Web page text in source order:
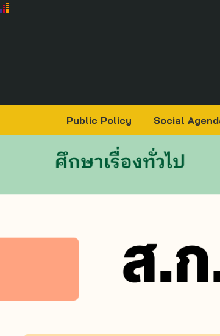
Public Policy Social